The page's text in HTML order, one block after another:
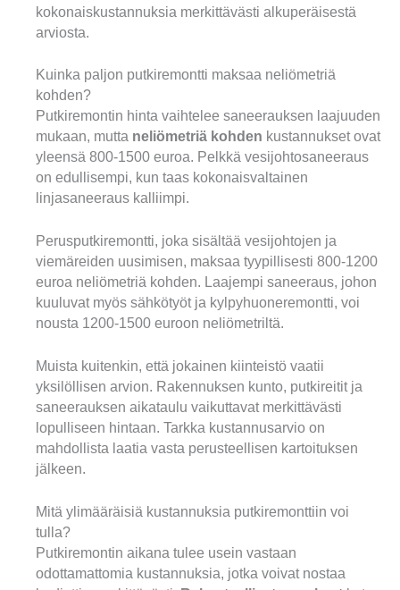
kokonaiskustannuksia merkittävästi alkuperäisestä
arviosta.
Kuinka paljon putkiremontti maksaa neliömetriä
kohden?
Putkiremontin hinta vaihtelee saneerauksen laajuuden
mukaan, mutta neliömetriä kohden kustannukset ovat
yleensä 800-1500 euroa. Pelkkä vesijohtosaneeraus
on edullisempi, kun taas kokonaisvaltainen
linjasaneeraus kalliimpi.
Perusputkiremontti, joka sisältää vesijohtojen ja
viemäreiden uusimisen, maksaa tyypillisesti 800-1200
euroa neliömetriä kohden. Laajempi saneeraus, johon
kuuluvat myös sähkötyöt ja kylpyhuoneremontti, voi
nousta 1200-1500 euroon neliömetriltä.
Muista kuitenkin, että jokainen kiinteistö vaatii
yksilöllisen arvion. Rakennuksen kunto, putkireitit ja
saneerauksen aikataulu vaikuttavat merkittävästi
lopulliseen hintaan. Tarkka kustannusarvio on
mahdollista laatia vasta perusteellisen kartoituksen
jälkeen.
Mitä ylimääräisiä kustannuksia putkiremonttiin voi
tulla?
Putkiremontin aikana tulee usein vastaan
odottamattomia kustannuksia, jotka voivat nostaa